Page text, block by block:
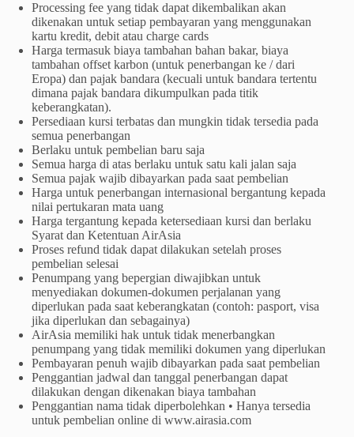
Processing fee yang tidak dapat dikembalikan akan
dikenakan untuk setiap pembayaran yang menggunakan
kartu kredit, debit atau charge cards
Harga termasuk biaya tambahan bahan bakar, biaya
tambahan offset karbon (untuk penerbangan ke / dari
Eropa) dan pajak bandara (kecuali untuk bandara tertentu
dimana pajak bandara dikumpulkan pada titik
keberangkatan).
Persediaan kursi terbatas dan mungkin tidak tersedia pada
semua penerbangan
Berlaku untuk pembelian baru saja
Semua harga di atas berlaku untuk satu kali jalan saja
Semua pajak wajib dibayarkan pada saat pembelian
Harga untuk penerbangan internasional bergantung kepada
nilai pertukaran mata uang
Harga tergantung kepada ketersediaan kursi dan berlaku
Syarat dan Ketentuan AirAsia
Proses refund tidak dapat dilakukan setelah proses
pembelian selesai
Penumpang yang bepergian diwajibkan untuk
menyediakan dokumen-dokumen perjalanan yang
diperlukan pada saat keberangkatan (contoh: pasport, visa
jika diperlukan dan sebagainya)
AirAsia memiliki hak untuk tidak menerbangkan
penumpang yang tidak memiliki dokumen yang diperlukan
Pembayaran penuh wajib dibayarkan pada saat pembelian
Penggantian jadwal dan tanggal penerbangan dapat
dilakukan dengan dikenakan biaya tambahan
Penggantian nama tidak diperbolehkan • Hanya tersedia
untuk pembelian online di www.airasia.com